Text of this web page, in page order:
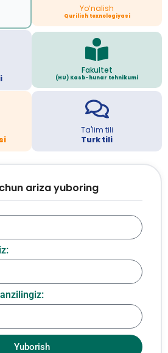
Yo‘nalish
Qurilish texnologiyasi
Fakultet
(HU) Kasb-hunar tehnikumi
Ta'lim tili
Turk tili
Yuborish
ariza yuboring